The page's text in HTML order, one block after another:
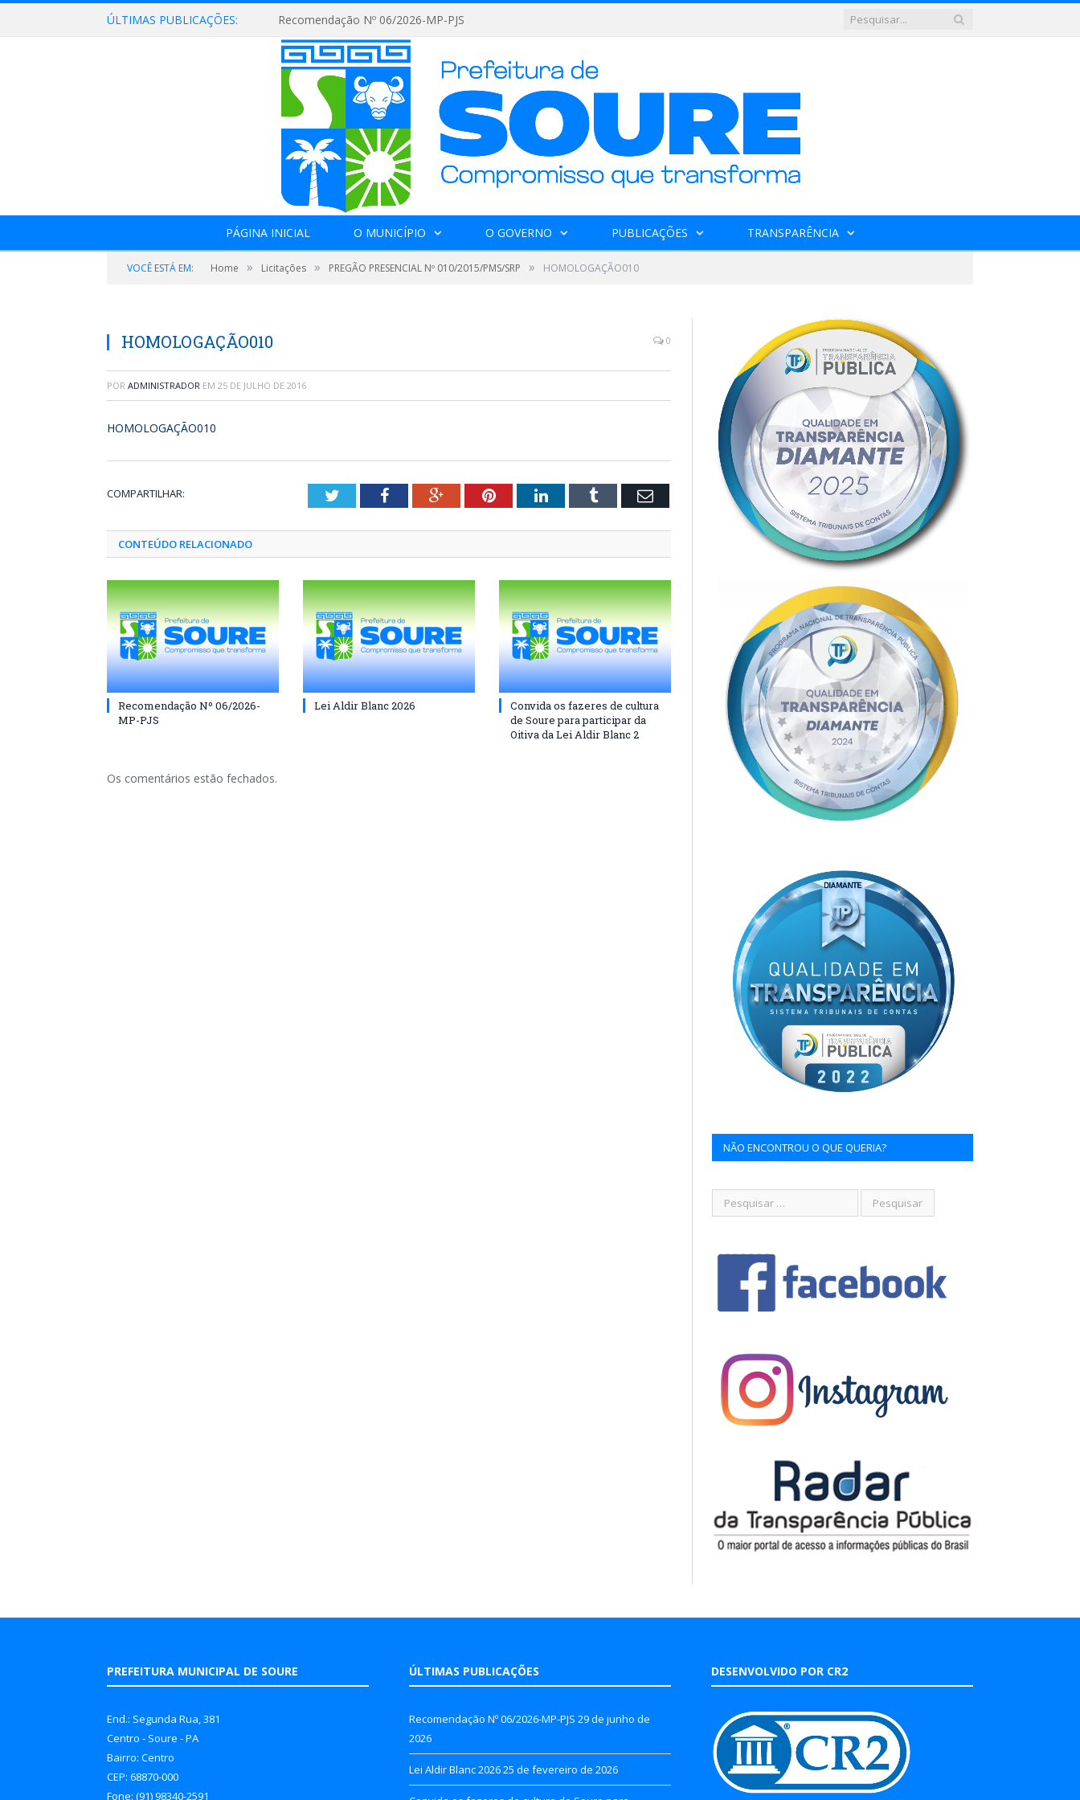
ÚLTIMAS PUBLICAÇÕES: Recomendação Nº 06/2026-MP-PJS
PÁGINA INICIAL O MUNICÍPIO O GOVERNO PUBLICAÇÕES TRANSPARÊNCIA
VOCÊ ESTÁ EM: Home » Licitações » PREGÃO PRESENCIAL Nº 010/2015/PMS/SRP » HOMOLOGAÇÃO010
HOMOLOGAÇÃO010 0
POR ADMINISTRADOR EM 25 DE JULHO DE 2016
HOMOLOGAÇÃO010
COMPARTILHAR: TwitterFacebookGoogle+PinterestLinkedInTumblr Email
CONTEÚDO RELACIONADO
Recomendação Nº 06/2026-
MP-PJS
Lei Aldir Blanc 2026
Convida os fazeres de cultura
de Soure para participar da
Oitiva da Lei Aldir Blanc 2
Os comentários estão fechados.
NÃO ENCONTROU O QUE QUERIA?
PREFEITURA MUNICIPAL DE SOURE
End.: Segunda Rua, 381
Centro - Soure - PA
Bairro: Centro
CEP: 68870-000
Fone: (91) 98340-2591
ÚLTIMAS PUBLICAÇÕES
Recomendação Nº 06/2026-MP-PJS 29 de junho de
2026
Lei Aldir Blanc 202625 de fevereiro de 2026
DESENVOLVIDO POR CR2